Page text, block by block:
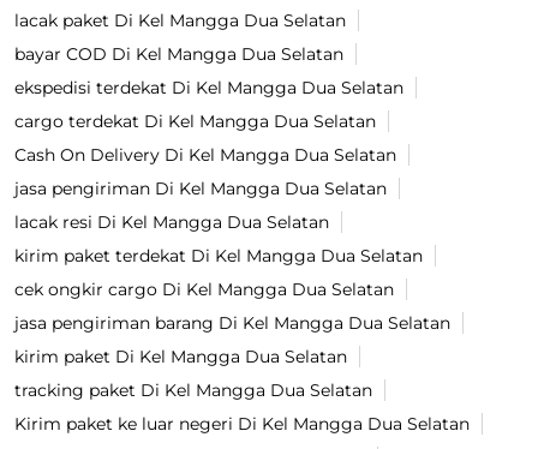
lacak paket Di Kel Mangga Dua Selatan
bayar COD Di Kel Mangga Dua Selatan
ekspedisi terdekat Di Kel Mangga Dua Selatan
cargo terdekat Di Kel Mangga Dua Selatan
Cash On Delivery Di Kel Mangga Dua Selatan
jasa pengiriman Di Kel Mangga Dua Selatan
lacak resi Di Kel Mangga Dua Selatan
kirim paket terdekat Di Kel Mangga Dua Selatan
cek ongkir cargo Di Kel Mangga Dua Selatan
jasa pengiriman barang Di Kel Mangga Dua Selatan
kirim paket Di Kel Mangga Dua Selatan
tracking paket Di Kel Mangga Dua Selatan
Kirim paket ke luar negeri Di Kel Mangga Dua Selatan